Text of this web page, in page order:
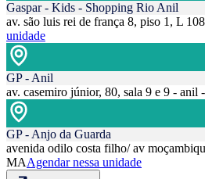
Gaspar - Kids - Shopping Rio Anil
av. são luis rei de frança 8, piso 1, L
unidade
GP - Anil
av. casemiro júnior, 80, sala 9 e 9 - anil
GP - Anjo da Guarda
avenida odilo costa filho/ av
MAAgendar nessa unidade